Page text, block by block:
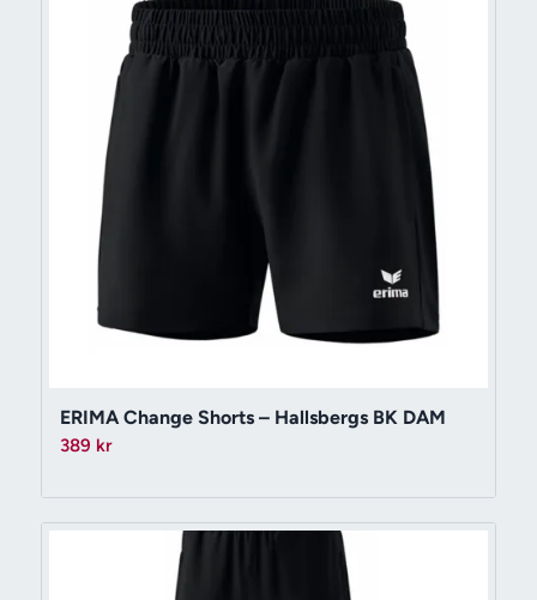
ERIMA Change Shorts – Hallsbergs BK DAM
389 kr